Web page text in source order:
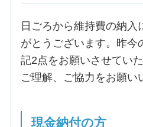
日ごろから維持費の納入
がとうございます。昨今
記2点をお願いさせてい
ご理解、ご協力をお願
現金納付の方